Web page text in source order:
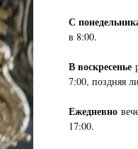
С
в 8:00.
В воскресенье
7:00, поздняя
Ежедневно
17:00.